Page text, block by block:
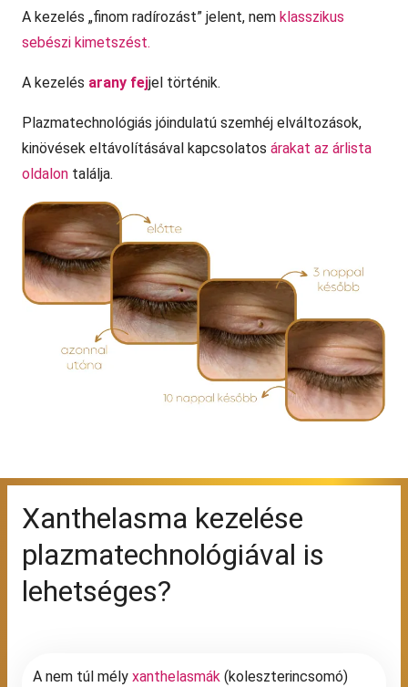
A kezelés „finom radírozást” jelent, nem klasszikus
sebészi kimetszést.
A kezelés arany fejjel történik.
Plazmatechnológiás jóindulatú szemhéj elváltozások,
kinövések eltávolításával kapcsolatos árakat az árlista
oldalon találja.
Xanthelasma kezelése
plazmatechnológiával is
lehetséges?
A nem túl mély xanthelasmák (koleszterincsomó)